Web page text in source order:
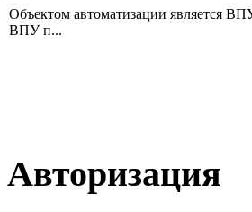
Объектом автоматизации является
ВПУ п...
Авторизация